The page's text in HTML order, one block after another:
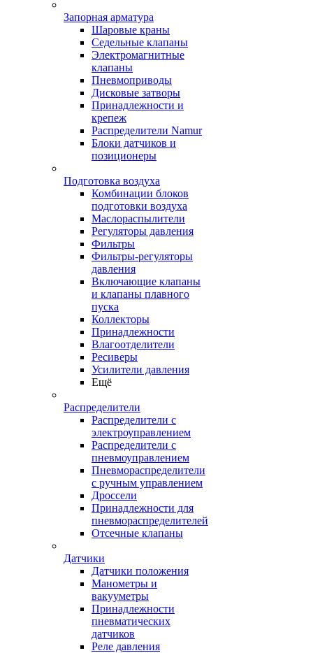
Запорная арматура
Шаровые краны
Седельные клапаны
Электромагнитные
клапаны
Пневмоприводы
Дисковые затворы
Принадлежности и
крепеж
Распределители Namur
Блоки датчиков и
позиционеры
Подготовка воздуха
Комбинации блоков
подготовки воздуха
Маслораспылители
Регуляторы давления
Фильтры
Фильтры-регуляторы
давления
Включающие клапаны
и клапаны плавного
пуска
Коллекторы
Принадлежности
Влагоотделители
Ресиверы
Усилители давления
Ещё
Распределители
Распределители с
электроуправлением
Распределители с
пневмоуправлением
Пневмораспределители
с ручным управлением
Дроссели
Принадлежности для
пневмораспределителей
Отсечные клапаны
Датчики
Датчики положения
Манометры и
вакууметры
Принадлежности
пневматических
датчиков
Реле давления